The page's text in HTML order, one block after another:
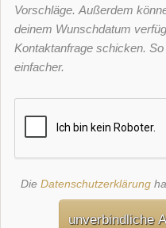
Vorschläge. Außerdem
deinem Wunschdatum
Kontaktanfrage schicken.
einfacher.
Die Datenschutzerklärung
unverbindliche